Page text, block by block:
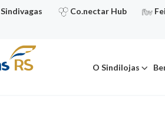
Sindivagas Co.nectar Hub
O Sindilojas